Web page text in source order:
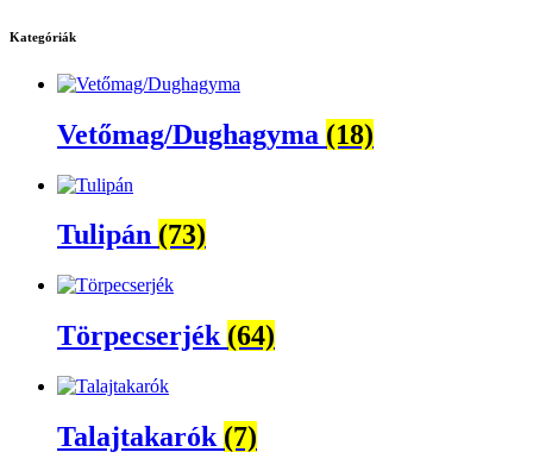
Kategóriák
Vetőmag/Dughagyma (18)
Tulipán (73)
Törpecserjék (64)
Talajtakarók (7)